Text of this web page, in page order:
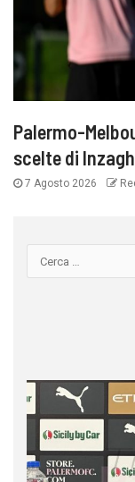
Palermo-
scelte di
7 Agosto 2026